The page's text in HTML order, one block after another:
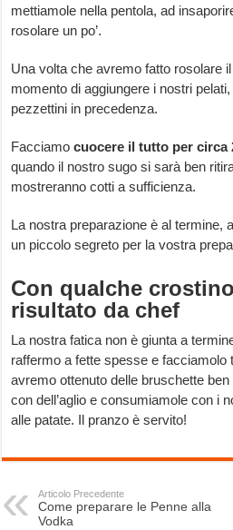
mettiamole nella pentola, ad
rosolare un po’.
Una volta che avremo fatto rosolare
momento di aggiungere i nostri
pezzettini in precedenza.
Facciamocuocere il tutto per circa
quando il nostro sugo si sarà ben
mostreranno cotti a sufficienza.
La nostra preparazione è al termine,
un piccolo segreto per la vostra
Con qualche
risultato da chef
La nostra fatica non è giunta a
raffermo a fette spesse e facciamolo
avremo ottenuto delle bruschette
con dell’aglio e consumiamole con i
alle patate. Il pranzo è servito!
Articolo Precedente
Come preparare le Penne alla
Vodka